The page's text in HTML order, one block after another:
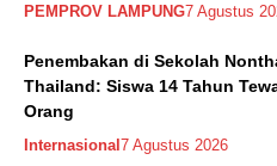
PEMPROV LAMPUNG7 Agustus
Penembakan di Sekolah
Thailand: Siswa 14 Tahun
Orang
Internasional 7 Agustus 2026